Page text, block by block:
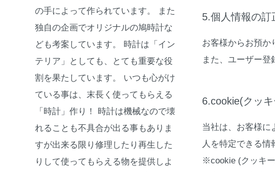
の手によって作られています。 また
独自の企画でオリジナルの鳩時計な
ども考案しています。 時計は「イン
テリア」としても、とても重要な役
割を果たしています。 いつも心がけ
ている事は、末長く使ってもらえる
「時計」作り！ 時計は機械なので壊
れることも不具合が出る事もありま
すが出来る限り修理したり再生した
りして使ってもらえる物を提供しよ
5.個人情報の訂
お客様からお預か
また、ユーザー登
6.cookie(クッ
当社は、お客様に
人を特定できる情
※cookie (クッキ